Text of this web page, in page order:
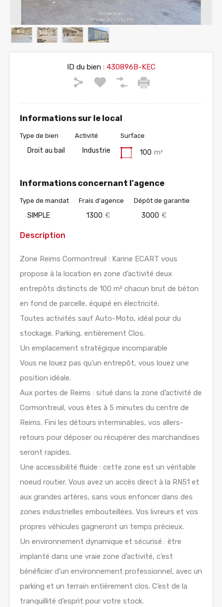
ID du bien :430896B-KEC
Informations sur le local
Type de bien
Droit au bail
Activité
Industrie
Surface
100 m²
Informations concernant l'agence
Type de mandat
SIMPLE
Frais d'agence
1300 €
Dépôt de garantie
3000 €
Description
Zone Reims Cormontreuil : Karine ECART vous
propose à la location en zone d’activité deux
entrepôts distincts de 100 m² chacun brut de béton
en fond de parcelle, équipé en électricité.
Toutes activités sauf Auto-Moto, idéal pour du
stockage. Parking, entièrement Clos.
Un emplacement stratégique incomparable
Vous ne louez pas qu’un entrepôt, vous louez une
position idéale.
Aux portes de Reims : situé dans la zone d’activité de
Cormontreuil, vous êtes à 5 minutes du centre de
Reims. Fini les détours interminables, vos allers-
retours pour déposer ou récupérer des marchandises
seront rapides.
Une accessibilité fluide : cette zone est un véritable
noeud routier. Vous avez un accès direct à la RN51 et
aux grandes artères, sans vous enfoncer dans des
zones industrielles embouteillées. Vos livreurs et vos
propres véhicules gagneront un temps précieux.
Un environnement dynamique et sécurisé : être
implanté dans une vraie zone d’activité, c’est
bénéficier d’un environnement professionnel, avec un
parking et un terrain entièrement clos. C’est de la
tranquillité d’esprit pour votre stock.